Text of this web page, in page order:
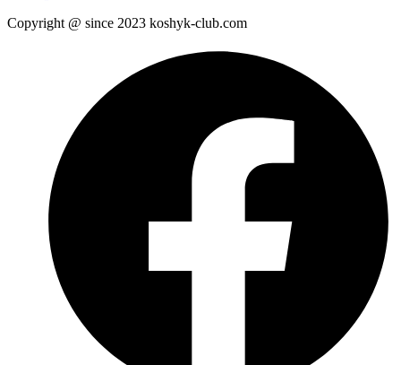
Copyright @ since 2023 koshyk-club.com